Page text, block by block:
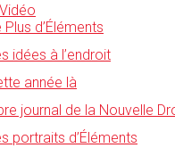
Plus d’Éléments
idées à l’endroit
année là
journal de la Nouvelle
portraits d’Éléments